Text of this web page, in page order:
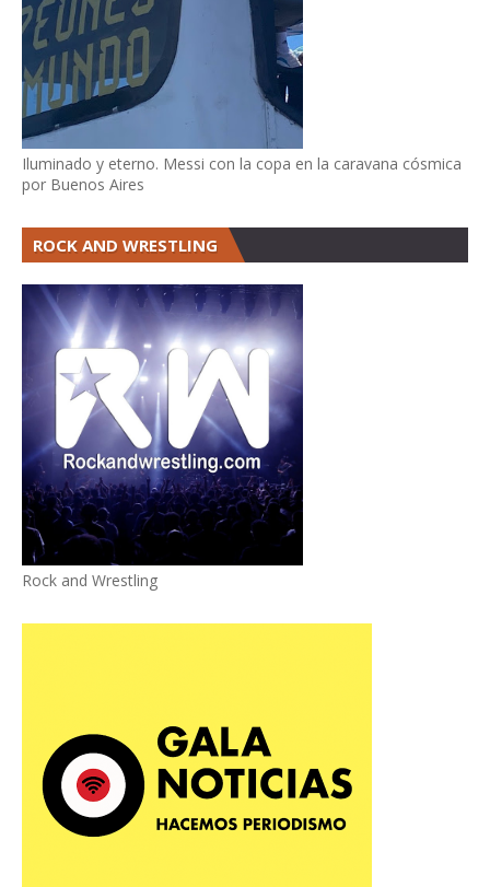
Iluminado y eterno. Messi con la copa en la caravana cósmica
por Buenos Aires
ROCK AND WRESTLING
Rock and Wrestling